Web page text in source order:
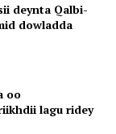
deynta Qalbi-
dowladda
oo
lagu ridey